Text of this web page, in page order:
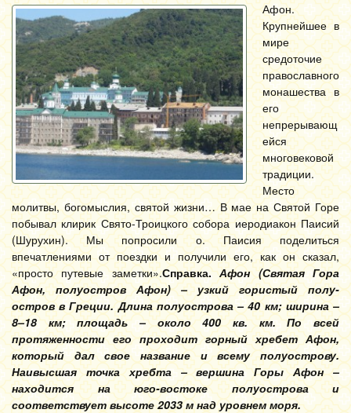
Афон.
Крупнейшее в
мире
средоточие
православного
монашества в
его
непрерывающ
ейся
многовековой
традиции.
Место
молитвы, богомыслия, святой жизни… В мае на Святой Горе
побывал клирик Свято-Троицкого собора иеродиакон Паисий
(Шурухин). Мы попросили о. Паисия поделиться
впечатлениями от поездки и получили его, как он сказал,
«просто путевые заметки».Справка.Афон (Святая Гора
Афон, полуостров Афон) – узкий гористый полу-
остров в Греции. Длина полуострова – 40 км; ширина –
8–18 км; площадь – около 400 кв. км. По всей
протяженности его проходит горный хребет Афон,
который дал свое название и всему полуострову.
Наивысшая точка хребта – вершина Горы Афон –
находится на юго-востоке полуострова и
соответствует высоте 2033 м над уровнем моря.